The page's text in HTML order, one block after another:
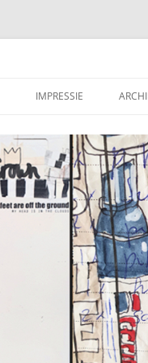
IMPRESSIE